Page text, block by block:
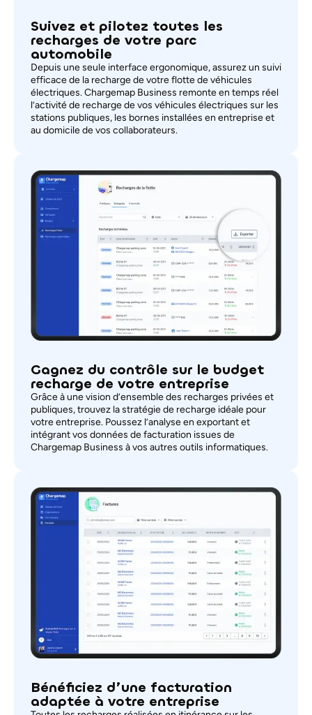
Suivez et pilotez toutes les
recharges de votre parc
automobile
Depuis une seule interface ergonomique, assurez un suivi
efficace de la recharge de votre flotte de véhicules
électriques. Chargemap Business remonte en temps réel
l’activité de recharge de vos véhicules électriques sur les
stations publiques, les bornes installées en entreprise et
au domicile de vos collaborateurs.
Gagnez du contrôle sur le budget
recharge de votre entreprise
Grâce à une vision d’ensemble des recharges privées et
publiques, trouvez la stratégie de recharge idéale pour
votre entreprise. Poussez l’analyse en exportant et
intégrant vos données de facturation issues de
Chargemap Business à vos autres outils informatiques.
Bénéficiez d’une facturation
adaptée à votre entreprise